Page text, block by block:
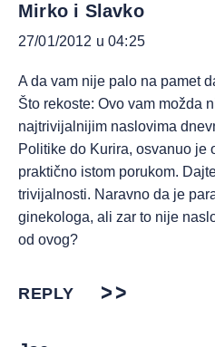
Mirko i Slavko
27/01/2012 u 04:25
A da vam nije palo na pamet
Što rekoste: Ovo vam možda
najtrivijalnijim naslovima
Politike do Kurira, osvanuo je
praktično istom porukom.
trivijalnosti. Naravno da je
ginekologa, ali zar to nije
od ovog?
REPLY